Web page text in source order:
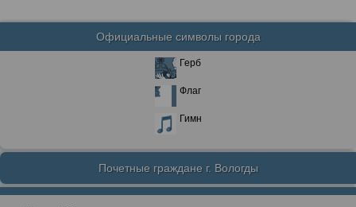
Официальные символы города
Герб
Флаг
Гимн
Почетные граждане г. Вологды